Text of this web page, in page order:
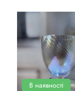
В наявності